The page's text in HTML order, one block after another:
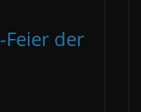
Feier der